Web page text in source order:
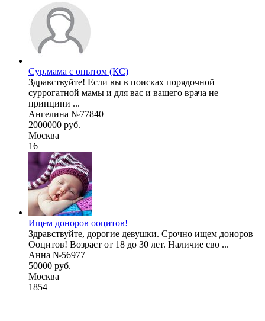
Сур.мама с опытом (КС)
Здравствуйте! Если вы в поисках порядочной
суррогатной мамы и для вас и вашего врача не
принципи ...
Ангелина №77840
2000000 руб.
Москва
16
Ищем доноров ооцитов!
Здравствуйте, дорогие девушки. Срочно ищем доноров
Ооцитов! Возраст от 18 до 30 лет. Наличие сво ...
Анна №56977
50000 руб.
Москва
1854